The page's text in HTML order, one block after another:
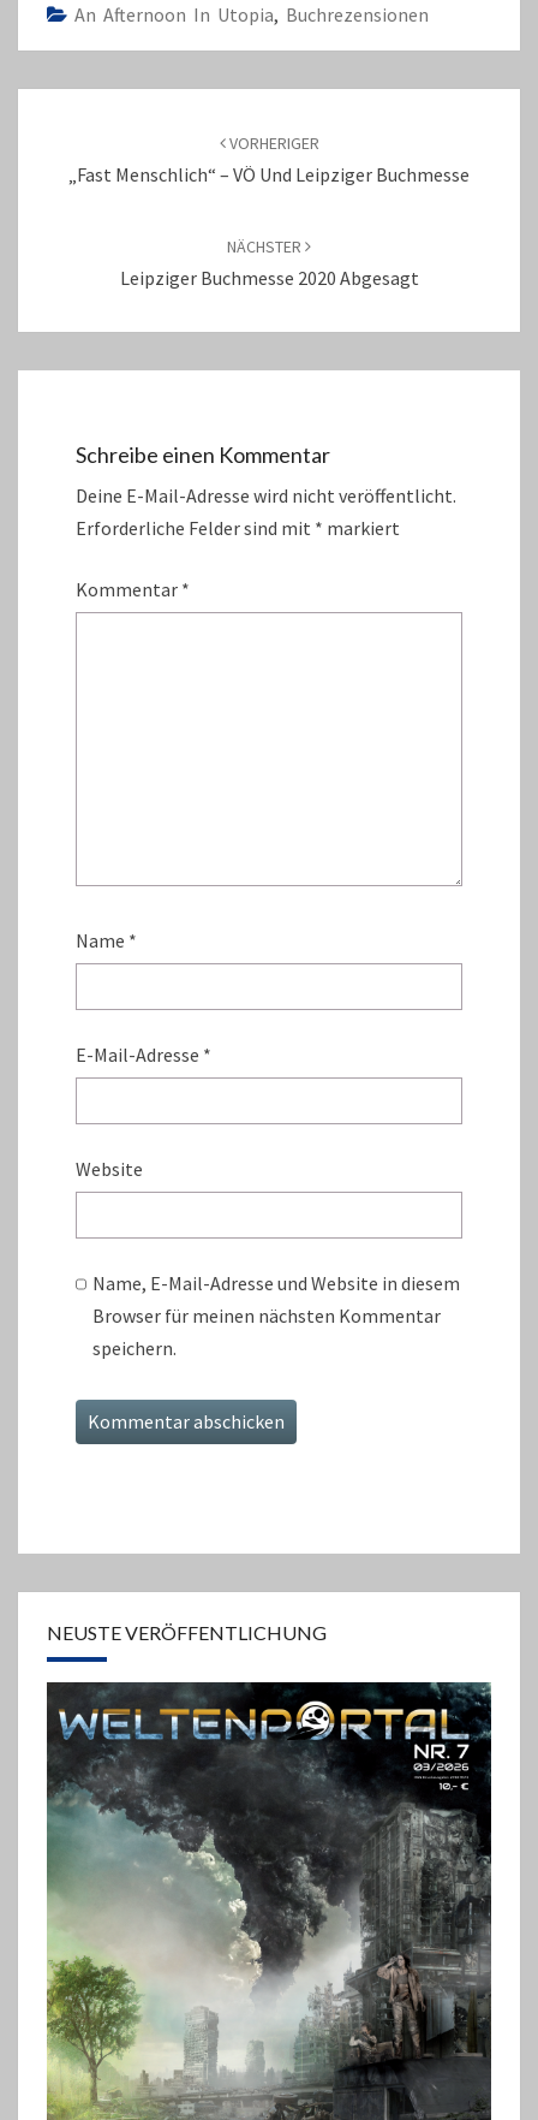
An Afternoon In Utopia, Buchrezensionen
VORHERIGER
„Fast Menschlich“ – VÖ Und Leipziger Buchmesse
NÄCHSTER
Leipziger Buchmesse 2020 Abgesagt
Schreibe einen Kommentar
Deine E-Mail-Adresse wird nicht veröffentlicht.
Erforderliche Felder sind mit * markiert
Kommentar *
Name *
E-Mail-Adresse *
Website
Name, E-Mail-Adresse und Website in diesem
Browser für meinen nächsten Kommentar
speichern.
NEUSTE VERÖFFENTLICHUNG